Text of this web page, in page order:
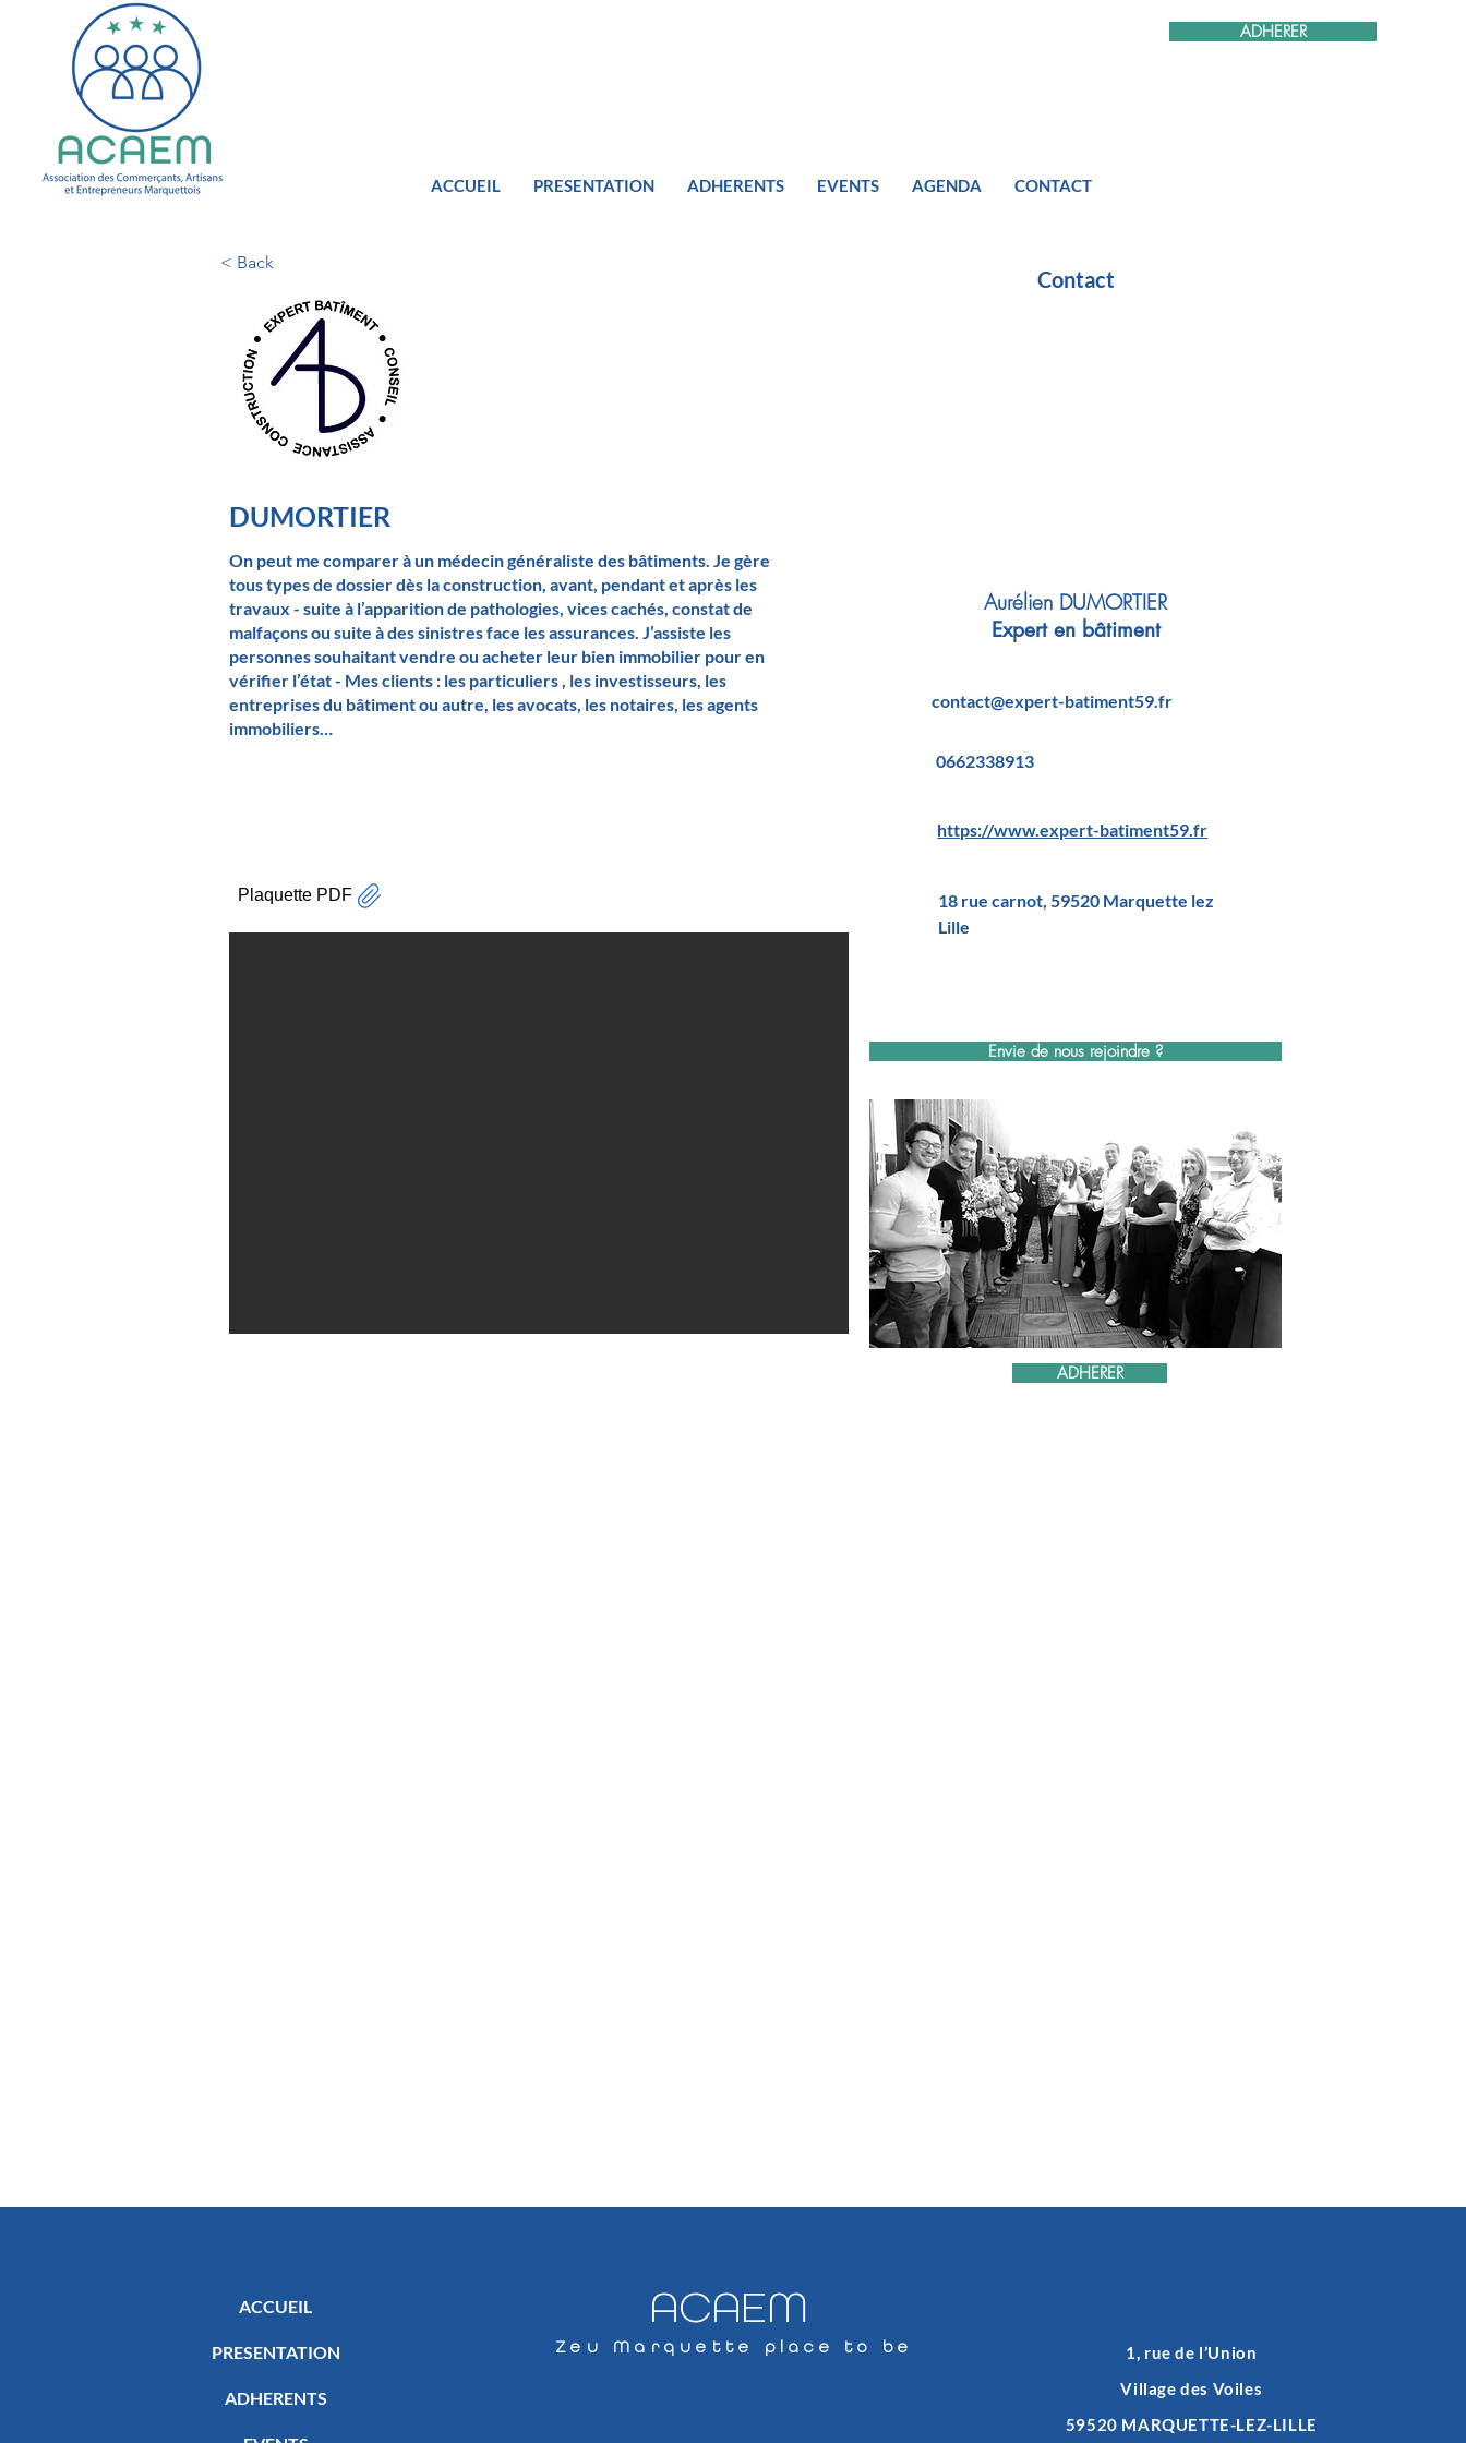
ADHERER
ACCUEIL PRESENTATION ADHERENTS EVENTS AGENDA CONTACT
< Back
DUMORTIER
On peut me comparer à un médecin généraliste des bâtiments. Je gère
tous types de dossier dès la construction, avant, pendant et après les
travaux - suite à l’apparition de pathologies, vices cachés, constat de
malfaçons ou suite à des sinistres face les assurances. J’assiste les
personnes souhaitant vendre ou acheter leur bien immobilier pour en
vérifier l’état - Mes clients : les particuliers , les investisseurs, les
entreprises du bâtiment ou autre, les avocats, les notaires, les agents
immobiliers…
Plaquette PDF
Contact
Aurélien DUMORTIER
Expert en bâtiment
contact@expert-batiment59.fr
0662338913
https://www.expert-batiment59.fr
18 rue carnot, 59520 Marquette lez
Lille
Envie de nous rejoindre ?
ADHERER
ACCUEIL
PRESENTATION
ADHERENTS
ACAEM
Zeu Marquette place to be
1, rue de l’Union
Village des Voiles
59520 MARQUETTE-LEZ-LILLE